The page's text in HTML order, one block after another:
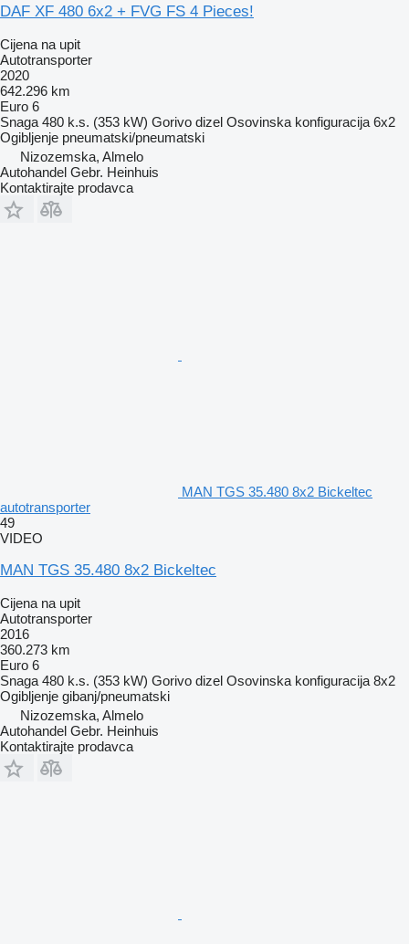
DAF XF 480 6x2 + FVG FS 4 Pieces!
Cijena na upit
Autotransporter
2020
642.296 km
Euro 6
Snaga 480 k.s. (353 kW) Gorivo dizel Osovinska konfiguracija 6x2
Ogibljenje pneumatski/pneumatski
Nizozemska, Almelo
Autohandel Gebr. Heinhuis
Kontaktirajte prodavca
MAN TGS 35.480 8x2 Bickeltec
autotransporter
49
VIDEO
MAN TGS 35.480 8x2 Bickeltec
Cijena na upit
Autotransporter
2016
360.273 km
Euro 6
Snaga 480 k.s. (353 kW) Gorivo dizel Osovinska konfiguracija 8x2
Ogibljenje gibanj/pneumatski
Nizozemska, Almelo
Autohandel Gebr. Heinhuis
Kontaktirajte prodavca